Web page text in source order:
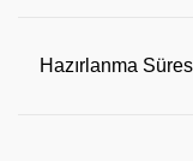
Hazırlanma